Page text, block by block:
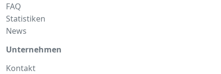
FAQ
Statistiken
News
Unternehmen
Kontakt